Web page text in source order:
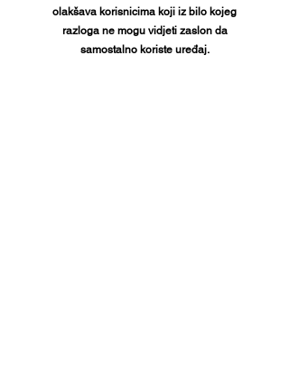
olakšava korisnicima koji iz bilo kojeg
razloga ne mogu vidjeti zaslon da
samostalno koriste uređaj.